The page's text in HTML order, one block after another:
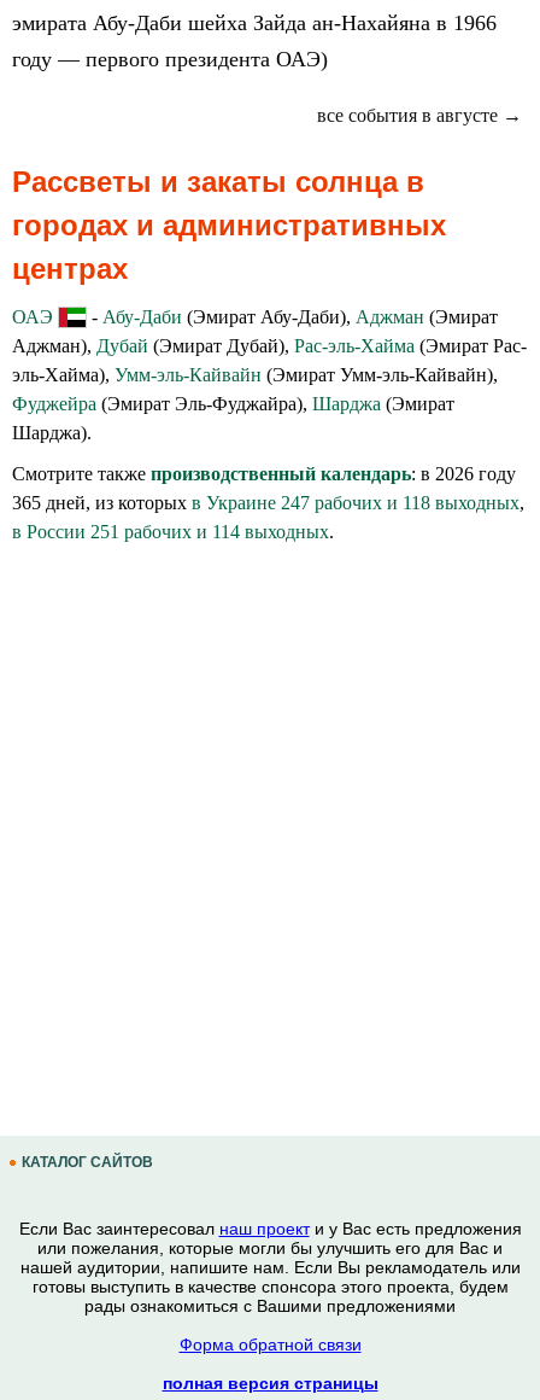
эмирата Абу-Даби шейха Зайда ан-Нахайяна в 1966
году — первого президента ОАЭ)
все события в августе →
Рассветы и закаты солнца в
городах и административных
центрах
ОАЭ - Абу-Даби (Эмират Абу-Даби), Аджман (Эмират
Аджман), Дубай (Эмират Дубай), Рас-эль-Хайма (Эмират Рас-
эль-Хайма), Умм-эль-Кайвайн (Эмират Умм-эль-Кайвайн),
Фуджейра (Эмират Эль-Фуджайра), Шарджа (Эмират
Шарджа).
Смотрите также производственный календарь: в 2026 году
365 дней, из которых в Украине 247 рабочих и 118 выходных,
в России 251 рабочих и 114 выходных.
КАТАЛОГ САЙТОВ
Если Вас заинтересовал наш проекти у Вас есть предложения
или пожелания, которые могли бы улучшить его для Вас и
нашей аудитории, напишите нам. Если Вы рекламодатель или
готовы выступить в качестве спонсора этого проекта, будем
рады ознакомиться с Вашими предложениями
Форма обратной связи
полная версия страницы